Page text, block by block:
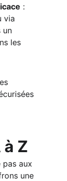
:
via
un
les
Z
pas aux
une